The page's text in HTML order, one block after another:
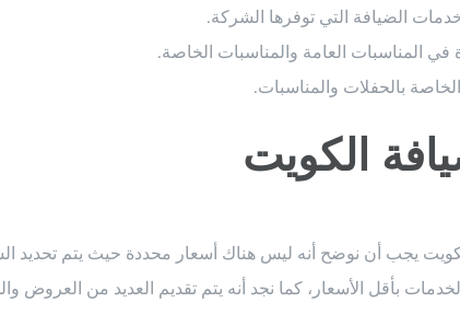
الضيافة التي توفرها الشركة.
المناسبات العامة والمناسبات الخاصة.
بالحفلات والمناسبات.
الكويت
يجب أن نوضح أنه ليس هناك أسعار محددة حيث يتم تحديد
بأقل الأسعار، كما نجد أنه يتم تقديم العديد من